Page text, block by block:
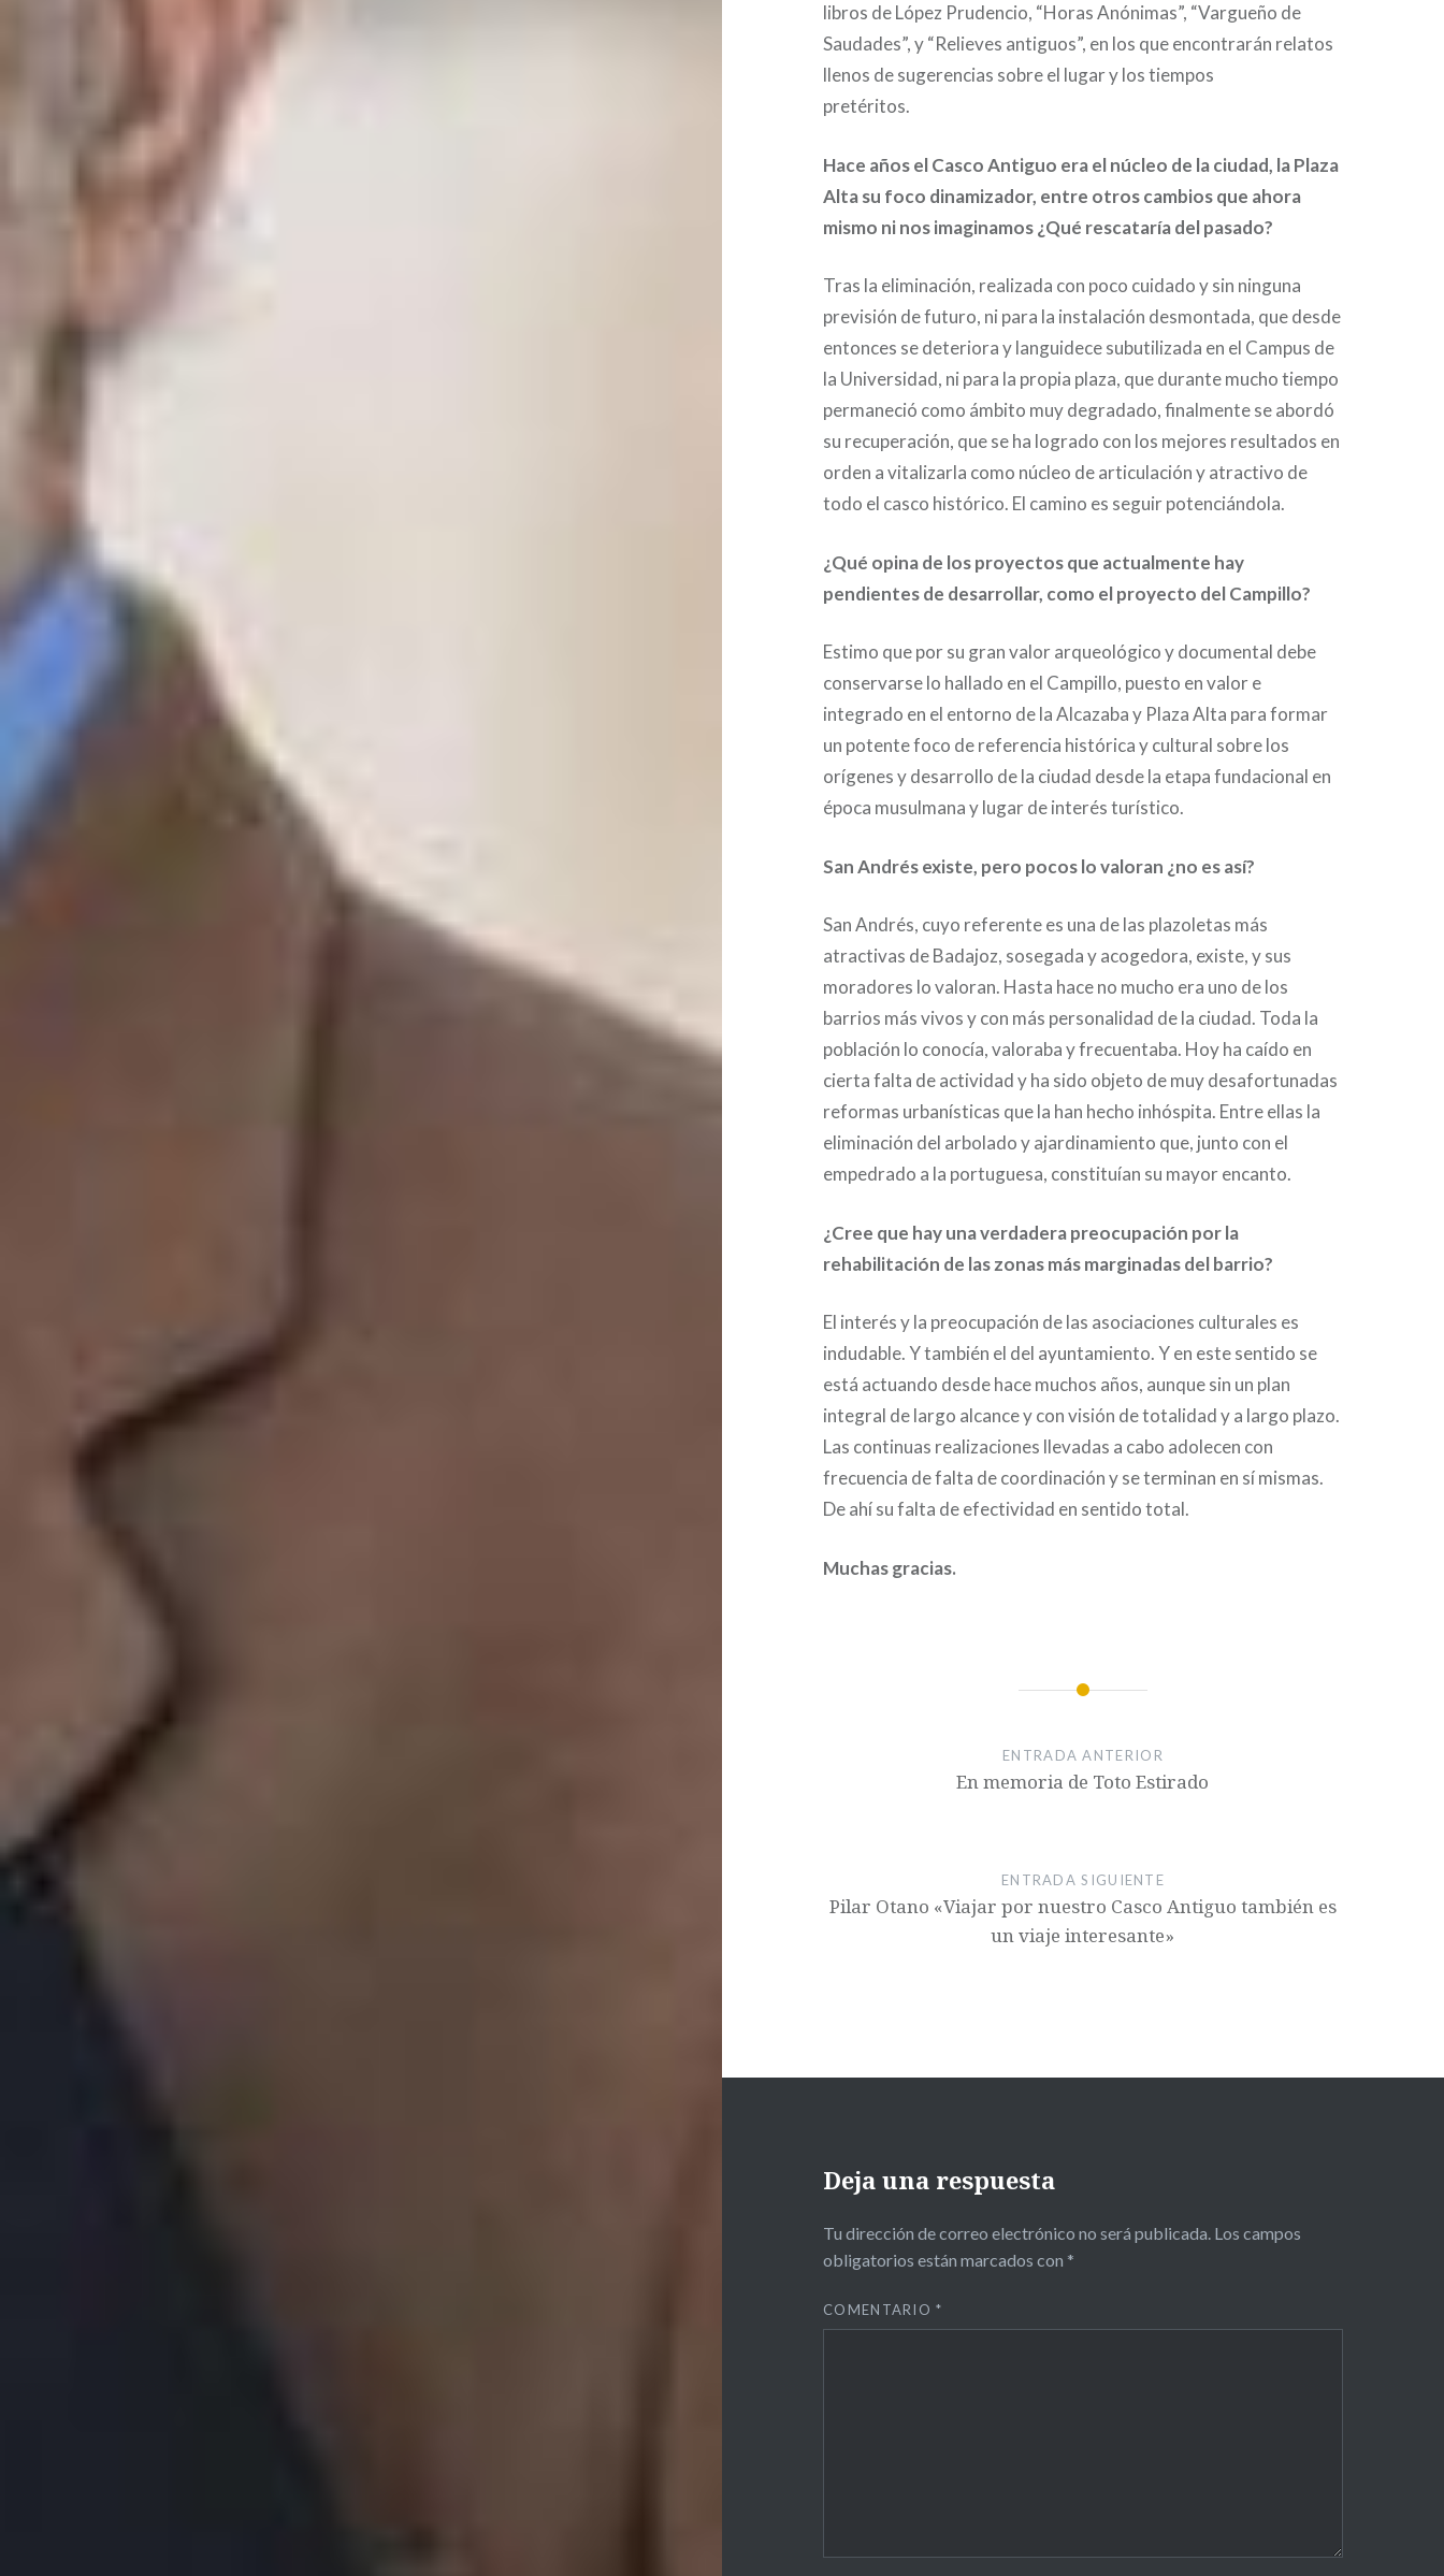
libros de López Prudencio, “Horas Anónimas”, “Vargueño de
Saudades”, y “Relieves antiguos”, en los que encontrarán relatos
llenos de sugerencias sobre el lugar y los tiempos
pretéritos.
Hace años el Casco Antiguo era el núcleo de la ciudad, la Plaza
Alta su foco dinamizador, entre otros cambios que ahora
mismo ni nos imaginamos ¿Qué rescataría del pasado?
Tras la eliminación, realizada con poco cuidado y sin ninguna
previsión de futuro, ni para la instalación desmontada, que desde
entonces se deteriora y languidece subutilizada en el Campus de
la Universidad, ni para la propia plaza, que durante mucho tiempo
permaneció como ámbito muy degradado, finalmente se abordó
su recuperación, que se ha logrado con los mejores resultados en
orden a vitalizarla como núcleo de articulación y atractivo de
todo el casco histórico. El camino es seguir potenciándola.
¿Qué opina de los proyectos que actualmente hay
pendientes de desarrollar, como el proyecto del Campillo?
Estimo que por su gran valor arqueológico y documental debe
conservarse lo hallado en el Campillo, puesto en valor e
integrado en el entorno de la Alcazaba y Plaza Alta para formar
un potente foco de referencia histórica y cultural sobre los
orígenes y desarrollo de la ciudad desde la etapa fundacional en
época musulmana y lugar de interés turístico.
San Andrés existe, pero pocos lo valoran ¿no es así?
San Andrés, cuyo referente es una de las plazoletas más
atractivas de Badajoz, sosegada y acogedora, existe, y sus
moradores lo valoran. Hasta hace no mucho era uno de los
barrios más vivos y con más personalidad de la ciudad. Toda la
población lo conocía, valoraba y frecuentaba. Hoy ha caído en
cierta falta de actividad y ha sido objeto de muy desafortunadas
reformas urbanísticas que la han hecho inhóspita. Entre ellas la
eliminación del arbolado y ajardinamiento que, junto con el
empedrado a la portuguesa, constituían su mayor encanto.
¿Cree que hay una verdadera preocupación por la
rehabilitación de las zonas más marginadas del barrio?
El interés y la preocupación de las asociaciones culturales es
indudable. Y también el del ayuntamiento. Y en este sentido se
está actuando desde hace muchos años, aunque sin un plan
integral de largo alcance y con visión de totalidad y a largo plazo.
Las continuas realizaciones llevadas a cabo adolecen con
frecuencia de falta de coordinación y se terminan en sí mismas.
De ahí su falta de efectividad en sentido total.
Muchas gracias.
ENTRADA ANTERIOR
En memoria de Toto Estirado
ENTRADA SIGUIENTE
Pilar Otano «Viajar por nuestro Casco Antiguo también es
un viaje interesante»
Deja una respuesta
Tu dirección de correo electrónico no será publicada. Los campos
obligatorios están marcados con *
COMENTARIO*